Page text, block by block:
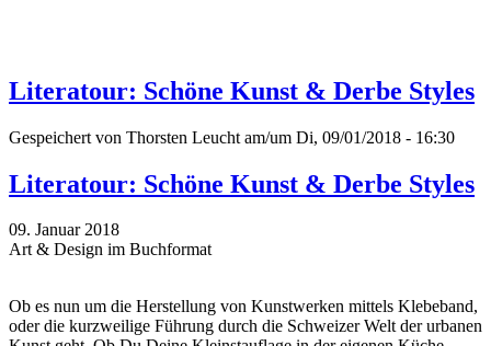
Literatour: Schöne Kunst & Derbe Styles
Gespeichert von Thorsten Leucht am/um Di, 09/01/2018 - 16:30
Literatour: Schöne Kunst & Derbe Styles
09. Januar 2018
Art & Design im Buchformat
Ob es nun um die Herstellung von Kunstwerken mittels Klebeband,
oder die kurzweilige Führung durch die Schweizer Welt der urbanen